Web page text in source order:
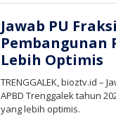
Jawab PU
Pembangunan
Lebih Optimis
TRENGGALEK, bioztv.id
APBD Trenggalek tahun
yang lebih optimis.